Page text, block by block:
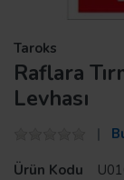
Taroks
Raflara
Levhası
Ürün Kodu